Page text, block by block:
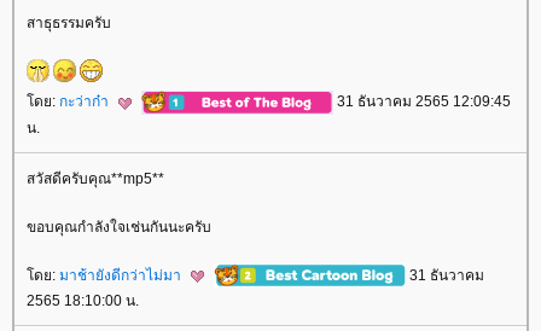
สาธุธรรมครับ
ดย: กะว่าก๋า
31 ธันวาคม 2565 12:09:45
น.
สวัสดีครับคุณ**mp5**
ขอบคุณกำลังใจเช่นกันนะครับ
ดย: มาช้ายังดีกว่าไม่มา
31 ธันวาคม
2565 18:10:00 น.